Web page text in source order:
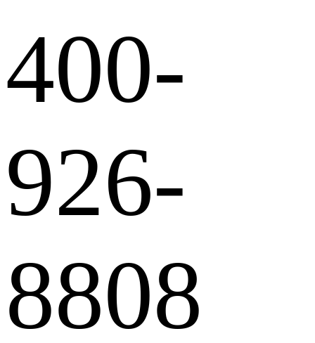
400-
926-
8808